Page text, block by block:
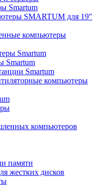
Smartum
SMARTUM для 19"
компьютеры
Smartum
Smartum
Smartum
компьютеры
компьютеров
памяти
жестких дисков